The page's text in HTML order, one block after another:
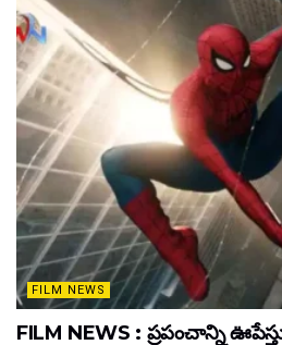
FILM NEWS
FILM NEWS : ప్రపంచాన్ని